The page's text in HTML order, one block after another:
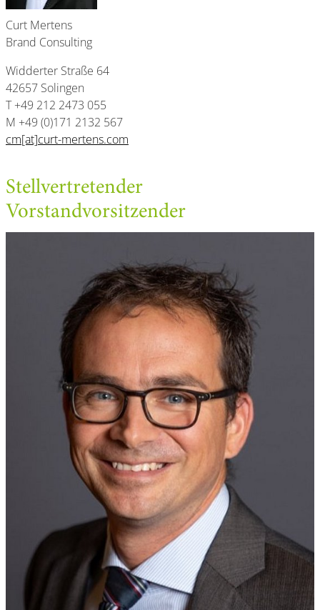
Curt Mertens
Brand Consulting
Widderter Straße 64
42657 Solingen
T +49 212 2473 055
M +49 (0)171 2132 567
cm[at]curt-mertens.com
Stellvertretender
Vorstandvorsitzender